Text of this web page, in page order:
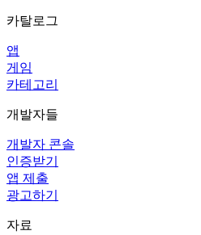
카탈로그
앱
게임
카테고리
개발자들
개발자 콘솔
인증받기
앱 제출
광고하기
자료